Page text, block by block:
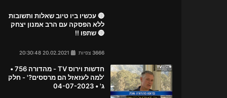
🔴 עכשיו ביו טיוב שאלות ותשובות
ללא הפסקה עם הרב אמנון יצחק
🔴 שתפו !!
3666 צפיות
חדשות וירוס TV - מהדורה 756 •
'למה לעזאזל הם מרססים?' - חלק
ג' • 04-07-2023